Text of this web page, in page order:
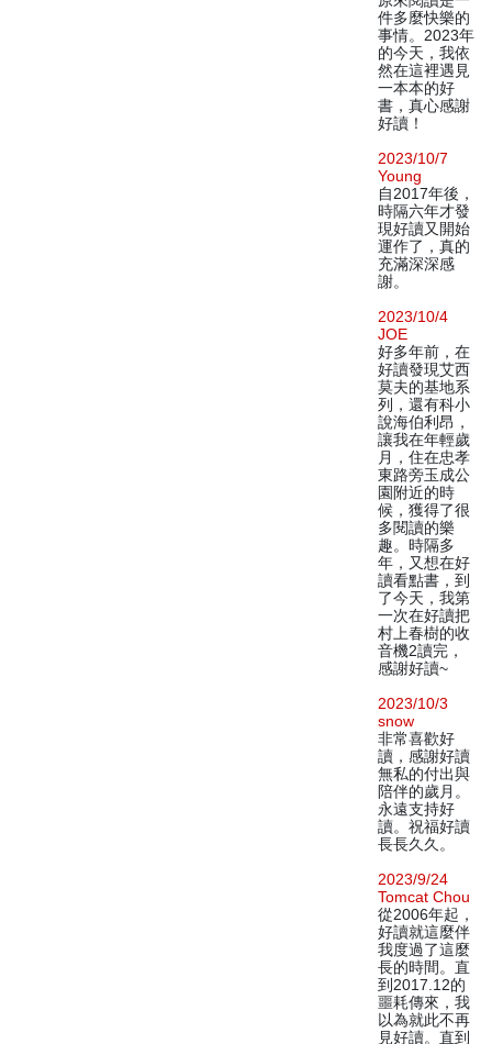
件多麼快樂的
事情。2023年
的今天，我依
然在這裡遇見
一本本的好
書，真心感謝
好讀！
2023/10/7
Young
自2017年後，
時隔六年才發
現好讀又開始
運作了，真的
充滿深深感
謝。
2023/10/4
JOE
好多年前，在
好讀發現艾西
莫夫的基地系
列，還有科小
說海伯利昂，
讓我在年輕歲
月，住在忠孝
東路旁玉成公
園附近的時
候，獲得了很
多閱讀的樂
趣。時隔多
年，又想在好
讀看點書，到
了今天，我第
一次在好讀把
村上春樹的收
音機2讀完，
感謝好讀~
2023/10/3
snow
非常喜歡好
讀，感謝好讀
無私的付出與
陪伴的歲月。
永遠支持好
讀。祝福好讀
長長久久。
2023/9/24
Tomcat Chou
從2006年起，
好讀就這麼伴
我度過了這麼
長的時間。直
到2017.12的
噩耗傳來，我
以為就此不再
見好讀。直到